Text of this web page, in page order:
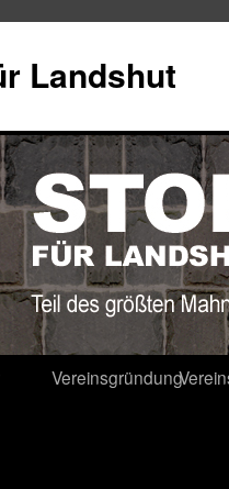
Landshut
Vereinsgründung